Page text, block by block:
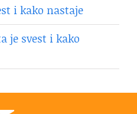
i kako nastaje
je svest i kako